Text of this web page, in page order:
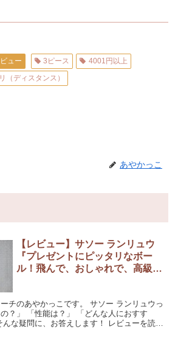
ュー 3ピース
4001円以上
（ディスタンス）
あやかっこ
【レビュー】サソー ランリュウ
『プレゼントにピッタリなボー
ル！飛んで、おしゃれで、高級感
チのあやかっこです。 サソー ランリュウっ
？」 「性能は？」 「どんな人におすす
な疑問に、お答えします！ レビューを読ん